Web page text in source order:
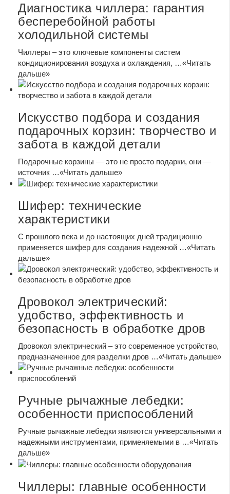
Диагностика чиллера: гарантия
бесперебойной работы
холодильной системы
Чиллеры – это ключевые компоненты систем
кондиционирования воздуха и охлаждения, …«Читать
дальше»
Искусство подбора и создания
подарочных корзин: творчество и
забота в каждой детали
Подарочные корзины — это не просто подарки, они —
источник …«Читать дальше»
Шифер: технические
характеристики
С прошлого века и до настоящих дней традиционно
применяется шифер для создания надежной …«Читать
дальше»
Дровокол электрический:
удобство, эффективность и
безопасность в обработке дров
Дровокол электрический – это современное устройство,
предназначенное для разделки дров …«Читать дальше»
Ручные рычажные лебедки:
особенности приспособлений
Ручные рычажные лебедки являются универсальными и
надежными инструментами, применяемыми в …«Читать
дальше»
Чиллеры: главные особенности